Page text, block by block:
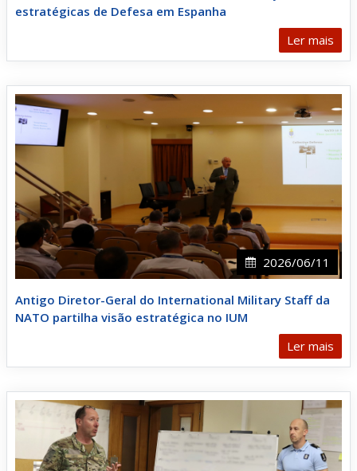
estratégicas de Defesa em Espanha
Ler mais
2026/06/11
Antigo Diretor-Geral do International Military Staff da
NATO partilha visão estratégica no IUM
Ler mais